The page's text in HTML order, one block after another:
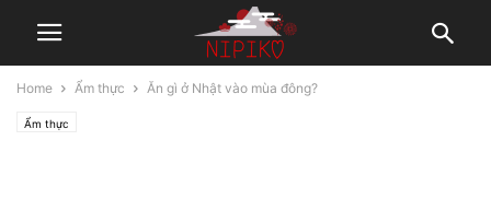
Home Ẩm thực Ăn gì ở Nhật vào mùa đông?
Ẩm thực